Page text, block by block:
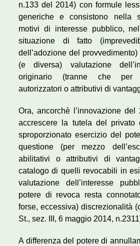
n.133 del 2014) con formule
generiche e consistono nella
motivi di interesse pubblico,
situazione di fatto
dell’adozione del
(e diversa) valutazione
originario (tranne che per
autorizzatori o attributivi di
Ora, ancorchè l’innovazione
accrescere la tutela del privato
sproporzionato esercizio del
questione (per mezzo
abilitativi o attributivi di
catalogo di quelli revocabili in
valutazione dell’interesse
potere di revoca resta
forse, eccessiva) discrezionalità
St., sez. III, 6 maggio 2014,
A differenza del potere di